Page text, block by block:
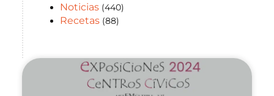
Noticias(440)
Recetas(88)